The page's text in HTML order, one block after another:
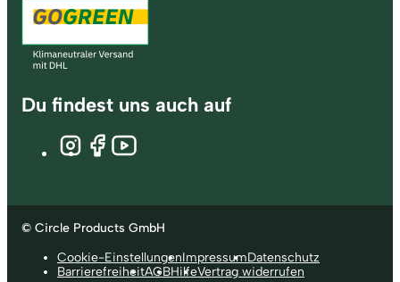
Du findest uns auch auf
© Circle Products GmbH
Cookie-EinstellungenImpressumDatenschutz
BarrierefreiheitAGBHilfeVertrag widerrufen